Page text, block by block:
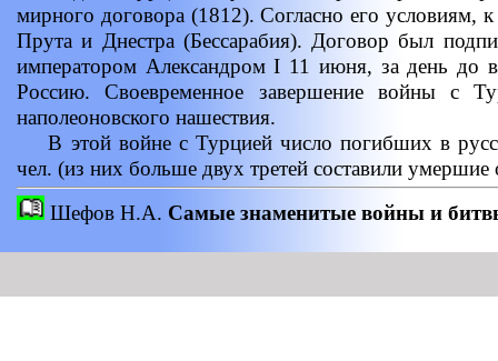
мирного договора (1812). Согласно его условиям,
Прута и Днестра (Бессарабия). Договор был
императором Александром I 11 июня, за день до
Россию. Своевременное завершение войны с
наполеоновского нашествия.
В этой войне с Турцией число погибших в
чел. (из них больше двух третей составили умершие
Шефов Н.А. Самые знаменитые войны и